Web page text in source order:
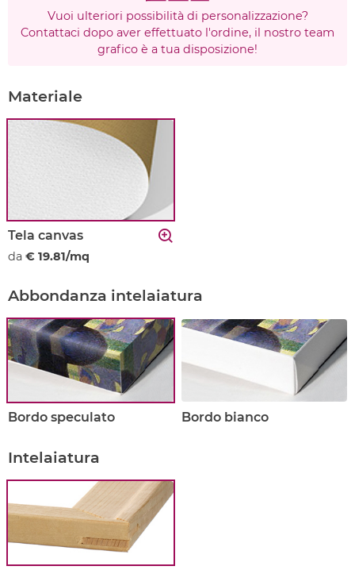
Vuoi ulteriori possibilità di personalizzazione?
Contattaci dopo aver effettuato l'ordine, il nostro team
grafico è a tua disposizione!
Materiale
Tela canvas
da € 19.81/mq
Abbondanza intelaiatura
Bordo speculato Bordo bianco
Intelaiatura